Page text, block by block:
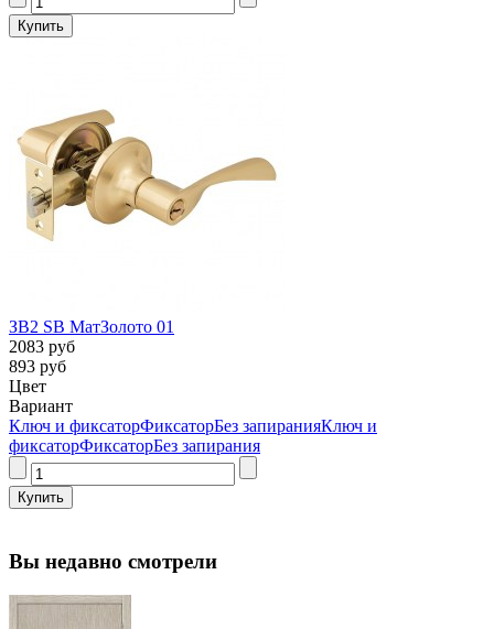
ЗВ2 SB МатЗолото 01
2083 руб
893 руб
Цвет
Вариант
Ключ и фиксаторФиксаторБез запиранияКлюч и
фиксаторФиксаторБез запирания
Вы недавно смотрели